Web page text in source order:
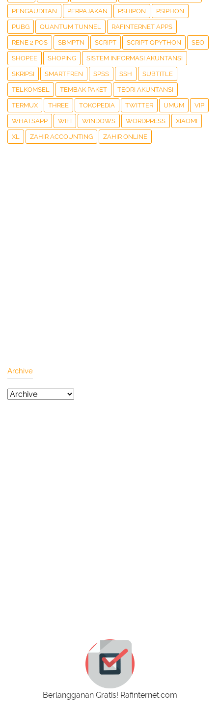
PENGAUDITAN PERPAJAKAN PSHIPON PSIPHON
PUBG QUANTUM TUNNEL RAFINTERNET APPS
RENE 2 POS SBMPTN SCRIPT SCRIPT QPYTHON SEO
SHOPEE SHOPING SISTEM INFORMASI AKUNTANSI
SKRIPSI SMARTFREN SPSS SSH SUBTITLE
TELKOMSEL TEMBAK PAKET TEORI AKUNTANSI
TERMUX THREE TOKOPEDIA TWITTER UMUM VIP
WHATSAPP WIFI WINDOWS WORDPRESS XIAOMI
XL ZAHIR ACCOUNTING ZAHIR ONLINE
Archive
Berlangganan Gratis! Rafinternet.com